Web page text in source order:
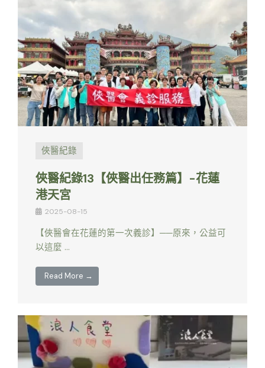
俠醫紀錄
俠醫紀錄13【俠醫出任務篇】-花蓮
港天宮
2025-08-15
【俠醫會在花蓮的第一次義診】──原來，公益可
以這麼 …
Read More →